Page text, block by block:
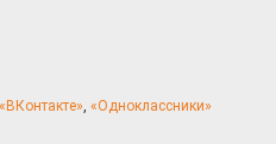
«ВКонтакте» «Одноклассники»